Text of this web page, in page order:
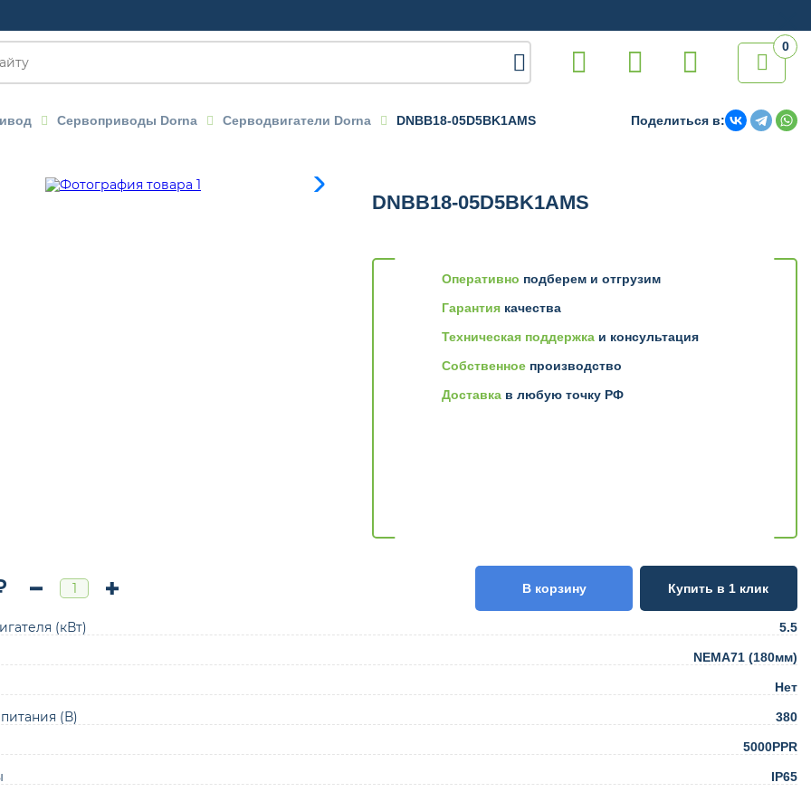

0
Сервоприводы Dorna Серводвигатели Dorna DNBB18-05D5BK1AMS Поделиться в:
DNBB18-05D5BK1AMS
(кВт) 5.5
NEMA71 (180мм)
Нет
(В) 380
5000PPR
IP65
Оперативно подберем и отгрузим
Гарантия качества
Техническая поддержка и консультация
Собственное производство
Доставка в любую точку РФ
В корзину Купить в 1 клик